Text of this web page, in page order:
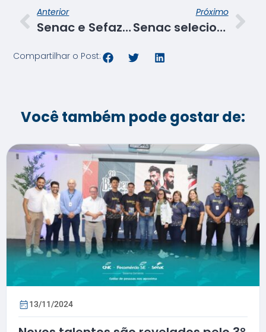
Anterior
Senac e Sefaz firmam parceria focada em soluções digitais
Próximo
Senac seleciona mais de 500 alunos para cursos gratuitos em Sergipe
Compartilhar o Post:
Você também pode gostar de:
13/11/2024